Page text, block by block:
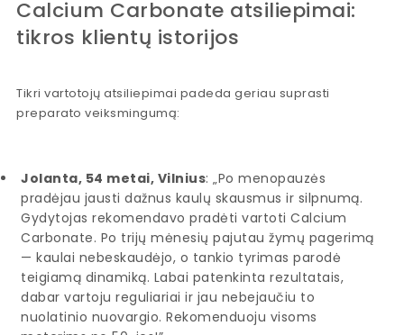
Calcium Carbonate atsiliepimai:
tikros klientų istorijos
Tikri vartotojų atsiliepimai padeda geriau suprasti
preparato veiksmingumą:
Jolanta, 54 metai, Vilnius: „Po menopauzės
pradėjau jausti dažnus kaulų skausmus ir silpnumą.
Gydytojas rekomendavo pradėti vartoti Calcium
Carbonate. Po trijų mėnesių pajutau žymų pagerimą
— kaulai nebeskaudėjo, o tankio tyrimas parodė
teigiamą dinamiką. Labai patenkinta rezultatais,
dabar vartoju reguliariai ir jau nebejaučiu to
nuolatinio nuovargio. Rekomenduoju visoms